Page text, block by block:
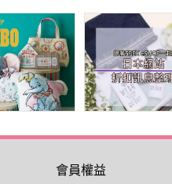
會員權益